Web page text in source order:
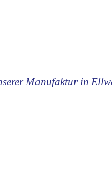
Manufaktur in